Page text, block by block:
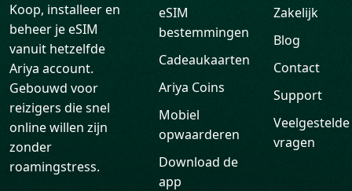
Koop, installeer en
beheer je eSIM
vanuit hetzelfde
Ariya account.
Gebouwd voor
reizigers die snel
online willen zijn
zonder
roamingstress.
eSIM
bestemmingen
Cadeaukaarten
Ariya Coins
Mobiel
opwaarderen
Download de
app
Zakelijk
Blog
Contact
Support
Veelgestelde
vragen